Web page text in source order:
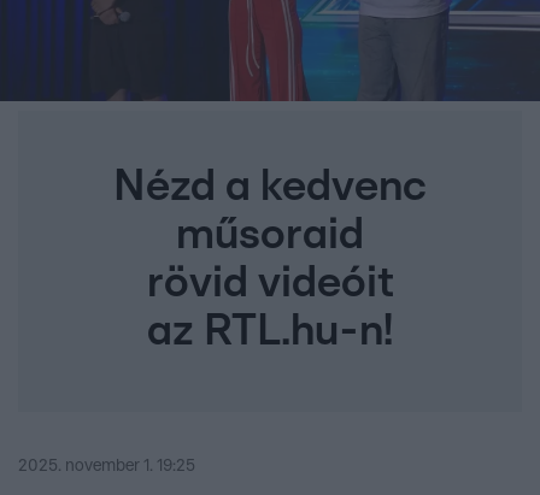
Nézd a kedvenc
műsoraid
rövid videóit
az RTL.hu-n!
2025. november 1. 19:25